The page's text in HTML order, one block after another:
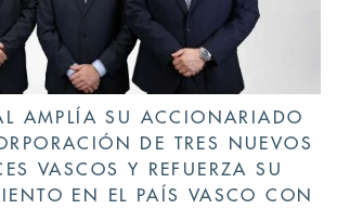
AMPLÍA SU ACCIONARIADO
DE TRES NUEVOS
VASCOS Y REFUERZA SU
EN EL PAÍS VASCO CON